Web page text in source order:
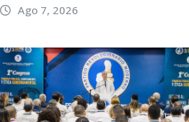
Ago 7, 2026